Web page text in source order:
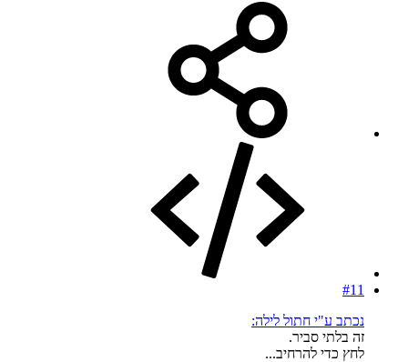
#11
נכתב ע"י חתול לילה:
זה בלתי סביר.
לחץ כדי להרחיב...